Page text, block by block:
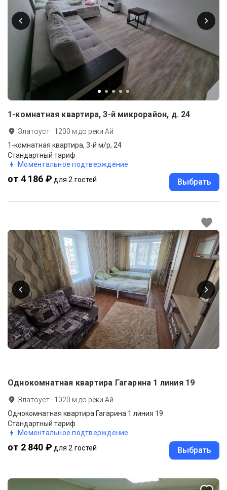
1-комнатная квартира, 3-й микрорайон, д. 24
Златоуст · 1200 м до реки Ай
1-комнатная квартира, 3-й м/р, 24
Стандартный тариф
Моментальное подтверждение
от 4 186 ₽ для 2 гостей Выбрать
Однокомнатная квартира Гагарина 1 линия 19
Златоуст · 1020 м до реки Ай
Однокомнатная квартира Гагарина 1 линия 19
Стандартный тариф
Моментальное подтверждение
от 2 840 ₽ для 2 гостей Выбрать